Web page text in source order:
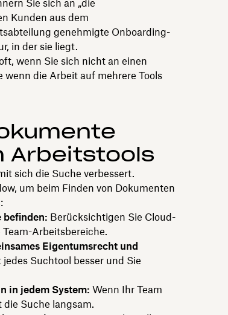
Sie sich an „die
Kunden aus dem
genehmigte Onboarding-
in der sie liegt.
wenn Sie sich nicht an einen
die Arbeit auf mehrere Tools
Arbeitstools
sich die Suche verbessert.
um beim Finden von Dokumenten
befinden: Berücksichtigen Sie Cloud-
Arbeitsbereiche.
Eigentumsrecht und
Suchtool besser und Sie
in jedem System: Wenn Ihr Team
Suche langsam.